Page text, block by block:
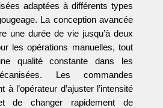
adaptées à différents types
La conception avancée
une durée de vie jusqu’à deux
les opérations manuelles, tout
qualité constante dans les
Les commandes
à l’opérateur d’ajuster l’intensité
de changer rapidement de